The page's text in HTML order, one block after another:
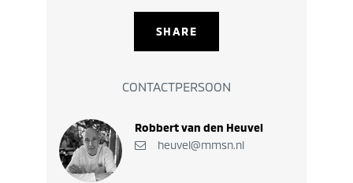
SHARE
CONTACTPERSOON
Robbert van den Heuvel
heuvel@mmsn.nl